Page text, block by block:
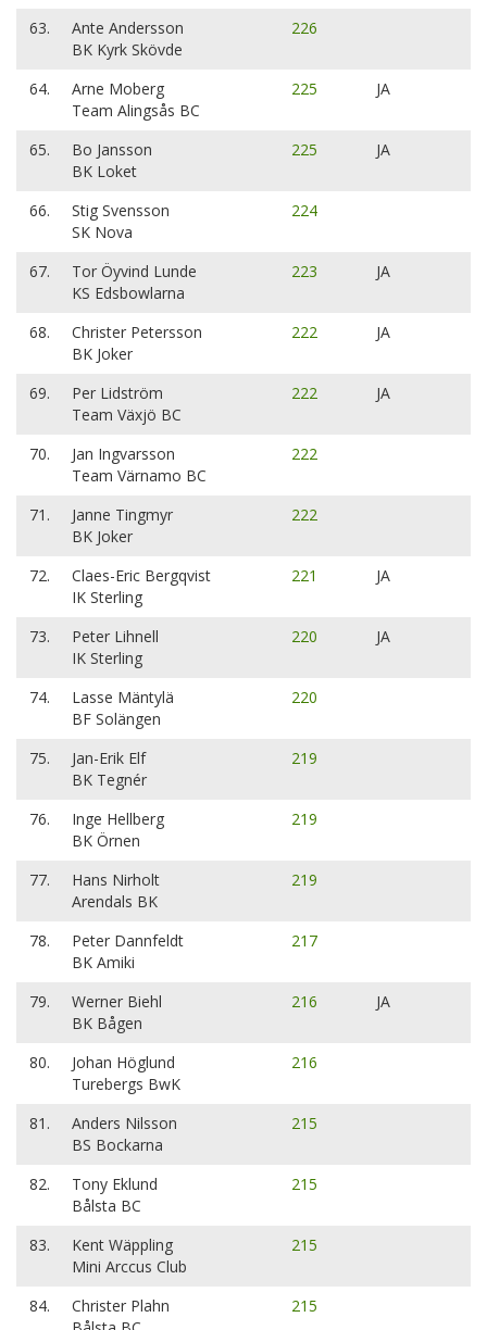
63.
Ante Andersson
BK Kyrk Skövde
226
64.
Arne Moberg
Team Alingsås BC
225 JA
65.
Bo Jansson
BK Loket
225 JA
66.
Stig Svensson
SK Nova
224
67.
Tor Öyvind Lunde
KS Edsbowlarna
223 JA
68.
Christer Petersson
BK Joker
222 JA
69.
Per Lidström
Team Växjö BC
222 JA
70.
Jan Ingvarsson
Team Värnamo BC
222
71.
Janne Tingmyr
BK Joker
222
72.
Claes-Eric Bergqvist
IK Sterling
221 JA
73.
Peter Lihnell
IK Sterling
220 JA
74.
Lasse Mäntylä
BF Solängen
220
75.
Jan-Erik Elf
BK Tegnér
219
76.
Inge Hellberg
BK Örnen
219
77.
Hans Nirholt
Arendals BK
219
78.
Peter Dannfeldt
BK Amiki
217
79.
Werner Biehl
BK Bågen
216 JA
80.
Johan Höglund
Turebergs BwK
216
81.
Anders Nilsson
BS Bockarna
215
82.
Tony Eklund
Bålsta BC
215
83.
Kent Wäppling
Mini Arccus Club
215
84.
Christer Plahn
215